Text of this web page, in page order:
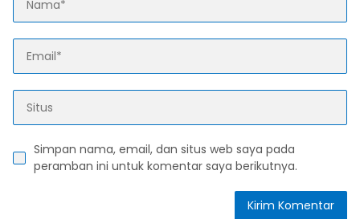
Simpan nama, email, dan situs web saya pada
peramban ini untuk komentar saya berikutnya.